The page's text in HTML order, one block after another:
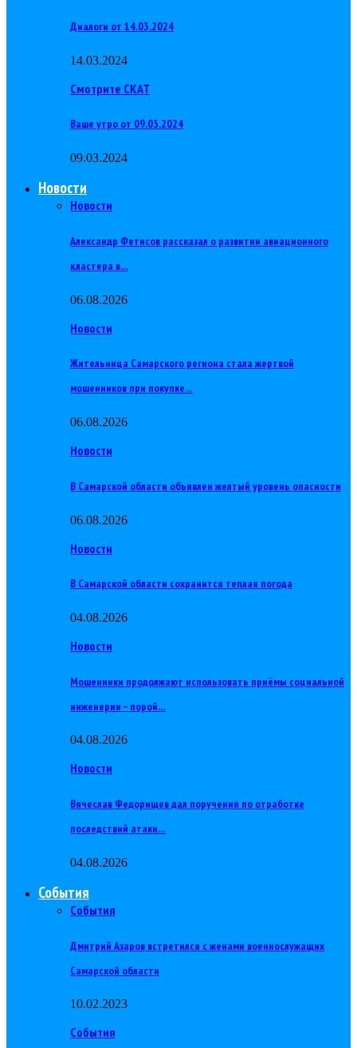
Диалоги от 14.03.2024
14.03.2024
Смотрите СКАТ
Ваше утро от 09.03.2024
09.03.2024
Новости
Новости
Александр Фетисов рассказал о развитии авиационного
кластера в…
06.08.2026
Новости
Жительница Самарского региона стала жертвой
мошенников при покупке…
06.08.2026
Новости
В Самарской области объявлен желтый уровень опасности
06.08.2026
Новости
В Самарской области сохранится теплая погода
04.08.2026
Новости
Мошенники продолжают использовать приёмы социальной
инженерии – порой…
04.08.2026
Новости
Вячеслав Федорищев дал поручения по отработке
последствий атаки…
04.08.2026
События
События
Дмитрий Азаров встретился с женами военнослужащих
Самарской области
10.02.2023
События